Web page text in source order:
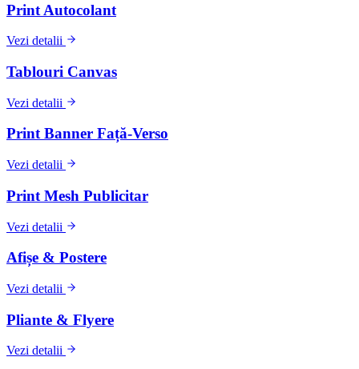
Print Autocolant
Vezi detalii
Tablouri Canvas
Vezi detalii
Print Banner Față-Verso
Vezi detalii
Print Mesh Publicitar
Vezi detalii
Afișe & Postere
Vezi detalii
Pliante & Flyere
Vezi detalii